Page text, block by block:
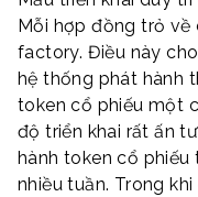
Mỗi hợp đồng trỏ
factory. Điều này
hệ thống phát hành
token cổ phiếu một
độ triển khai rất ấn
hành token cổ
nhiều tuần. Trong